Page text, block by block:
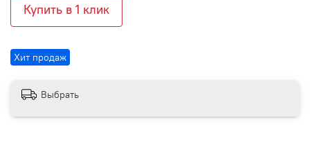
Хит продаж
Купить в 1 клик
Выбрать